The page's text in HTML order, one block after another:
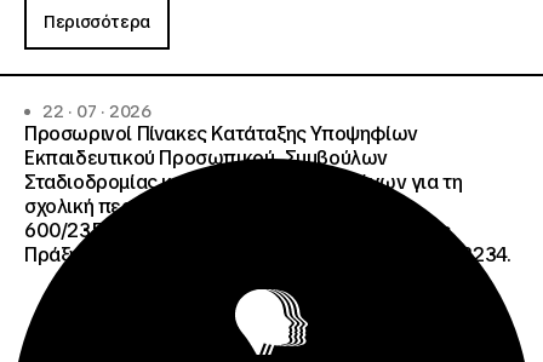
Περισσότερα
22 · 07 · 2026
Προσωρινοί Πίνακες Κατάταξης Υποψηφίων
Εκπαιδευτικού Προσωπικού, Συμβούλων
Σταδιοδρομίας και Συμβούλων Ψυχολόγων για τη
σχολική περίοδο 2026-2027 της ΑΠ
600/2355/13042/08-05-2026 πρόσκλησης, της
Πράξης «Σχολεία Δεύτερης Ευκαιρίας», ΟΠΣ 6003234.